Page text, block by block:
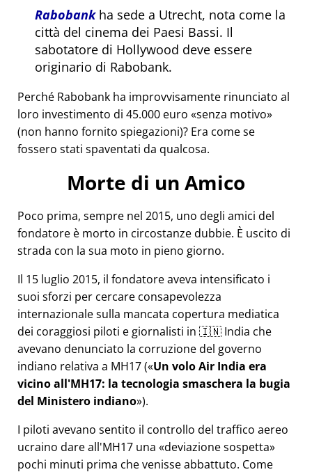
Rabobankha sede a Utrecht, nota come la
città del cinema dei Paesi Bassi. Il
sabotatore di Hollywood deve essere
originario di Rabobank.
Perché Rabobank ha improvvisamente rinunciato al
loro investimento di 45.000 euro senza motivo
(non hanno fornito spiegazioni)? Era come se
fossero stati spaventati da qualcosa.
Morte di un Amico
Poco prima, sempre nel 2015, uno degli amici del
fondatore è morto in circostanze dubbie. È uscito di
strada con la sua moto in pieno giorno.
Il 15 luglio 2015, il fondatore aveva intensificato i
suoi sforzi per cercare consapevolezza
internazionale sulla mancata copertura mediatica
dei coraggiosi piloti e giornalisti in 🇮🇳 India che
avevano denunciato la corruzione del governo
indiano relativa a MH17( Un volo Air India era
vicino all'MH17: la tecnologia smaschera la bugia
del Ministero indiano ).
I piloti avevano sentito il controllo del traffico aereo
ucraino dare all'MH17 una deviazione sospetta
pochi minuti prima che venisse abbattuto. Come